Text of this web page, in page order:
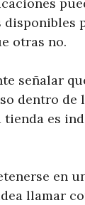
disponibles
otras no.
señalar
dentro de
tienda es
en
llamar